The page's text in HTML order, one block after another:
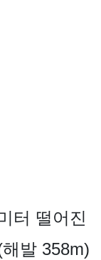
터 떨어진
발 358m)